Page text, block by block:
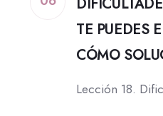
TE PUEDES
CÓMO
Lección 18.